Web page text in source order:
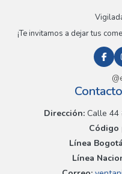
¡Te invitamos a dejar tus
Dirección:Calle 44
Código
Línea
Línea